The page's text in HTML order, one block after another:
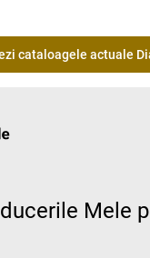
cataloagele actuale
Mele